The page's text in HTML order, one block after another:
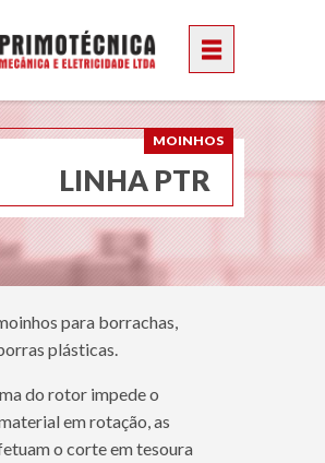
MOINHOS
LINHA PTR
para borrachas,
plásticas.
do rotor impede o
em rotação, as
o corte em tesoura